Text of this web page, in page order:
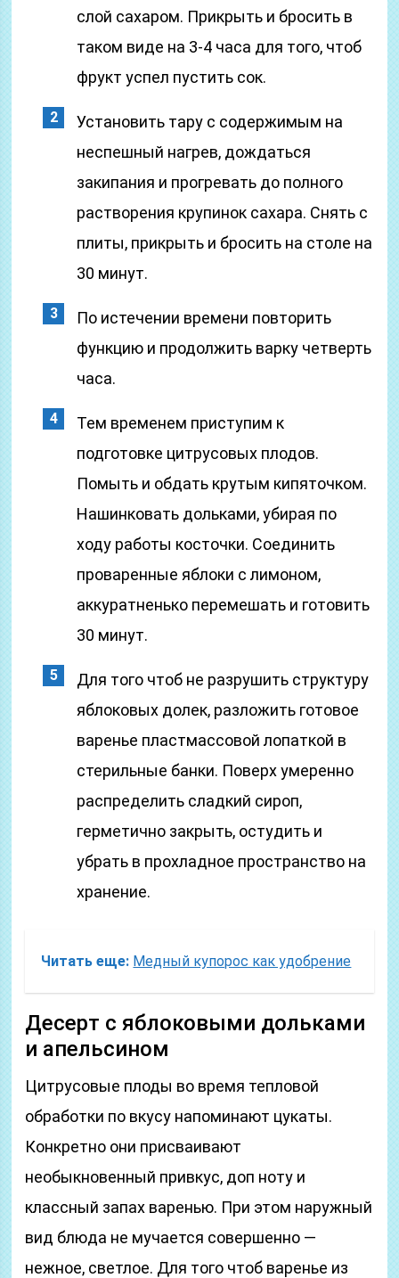
слой сахаром. Прикрыть и бросить в
таком виде на 3-4 часа для того, чтоб
фрукт успел пустить сок.
Установить тару с содержимым на
неспешный нагрев, дождаться
закипания и прогревать до полного
растворения крупинок сахара. Снять с
плиты, прикрыть и бросить на столе на
30 минут.
По истечении времени повторить
функцию и продолжить варку четверть
часа.
Тем временем приступим к
подготовке цитрусовых плодов.
Помыть и обдать крутым кипяточком.
Нашинковать дольками, убирая по
ходу работы косточки. Соединить
проваренные яблоки с лимоном,
аккуратненько перемешать и готовить
30 минут.
Для того чтоб не разрушить структуру
яблоковых долек, разложить готовое
варенье пластмассовой лопаткой в
стерильные банки. Поверх умеренно
распределить сладкий сироп,
герметично закрыть, остудить и
убрать в прохладное пространство на
хранение.
Читать еще: Медный купорос как удобрение
Десерт с яблоковыми дольками
и апельсином
Цитрусовые плоды во время тепловой
обработки по вкусу напоминают цукаты.
Конкретно они присваивают
необыкновенный привкус, доп ноту и
классный запах варенью. При этом наружный
вид блюда не мучается совершенно —
нежное, светлое. Для того чтоб варенье из